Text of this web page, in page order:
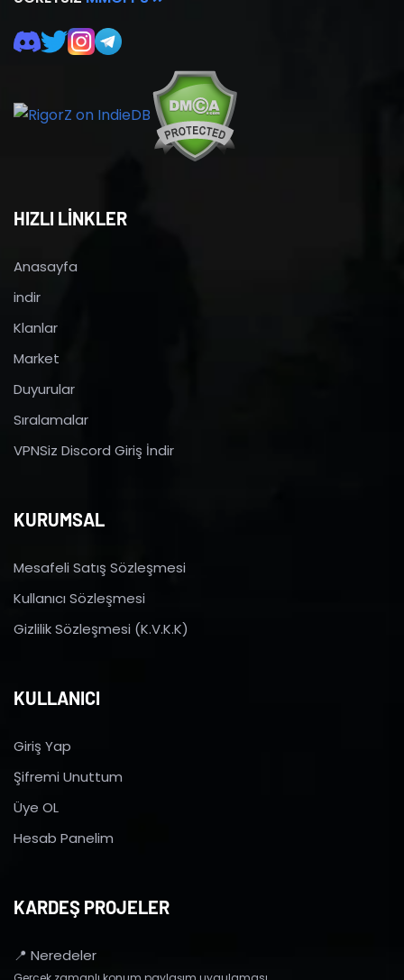
HIZLI LİNKLER
Anasayfa
indir
Klanlar
Market
Duyurular
Sıralamalar
VPNSiz Discord Giriş İndir
KURUMSAL
Mesafeli Satış Sözleşmesi
Kullanıcı Sözleşmesi
Gizlilik Sözleşmesi (K.V.K.K)
KULLANICI
Giriş Yap
Şifremi Unuttum
Üye OL
Hesab Panelim
KARDEŞ PROJELER
📍 Neredeler